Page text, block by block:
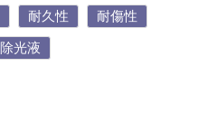
耐久性 耐傷性
除光液